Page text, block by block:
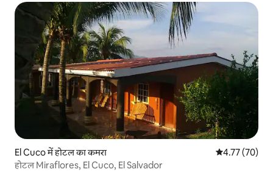
El Cuco में होटल का कमरा औसत रेटिंग 5 में
4.77 (70)
होटल Miraflores, El Cuco, El Salvador